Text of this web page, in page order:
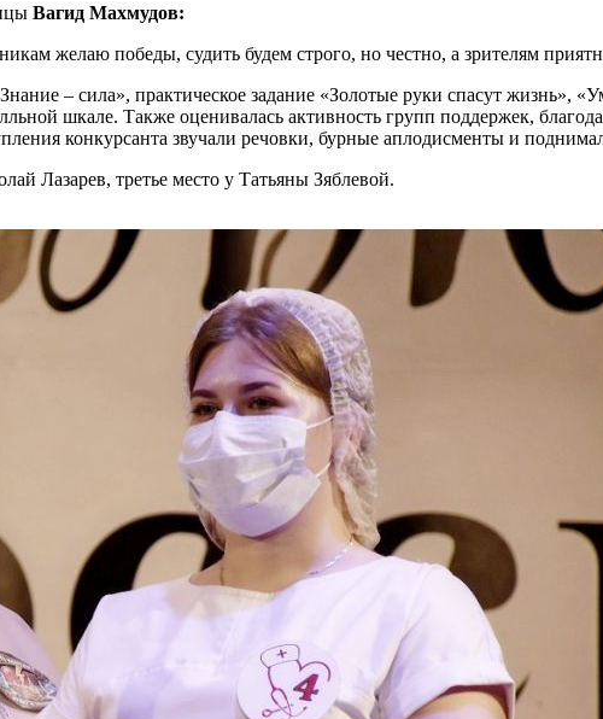
Вагид Махмудов:
желаю победы, судить будем строго, но честно, а зрителям
– сила», практическое задание «Золотые руки спасут жизнь»,
шкале. Также оценивалась активность групп поддержек,
конкурсанта звучали речовки, бурные аплодисменты и
Лазарев, третье место у Татьяны Зяблевой.